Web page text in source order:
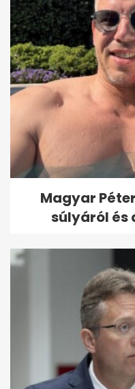
Magyar
súlyáról és